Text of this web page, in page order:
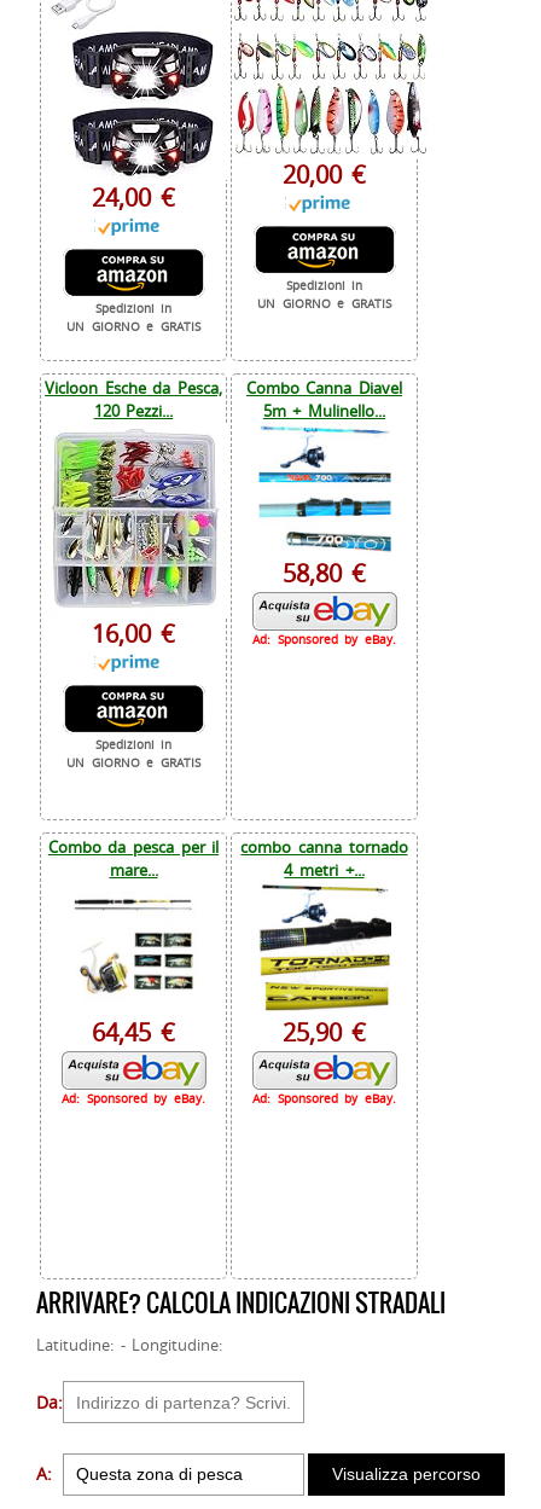
24,00 €
Spedizioni in
UN GIORNO e GRATIS
20,00 €
Spedizioni in
UN GIORNO e GRATIS
Vicloon Esche da Pesca,
120 Pezzi...
16,00 €
Spedizioni in
UN GIORNO e GRATIS
Combo Canna Diavel
5m + Mulinello...
58,80 €
Ad: Sponsored by eBay.
Combo da pesca per il
mare...
64,45 €
Ad: Sponsored by eBay.
combo canna tornado
4 metri +...
25,90 €
Ad: Sponsored by eBay.
ARRIVARE? CALCOLA INDICAZIONI STRADALI
Latitudine: - Longitudine:
Da:
A: